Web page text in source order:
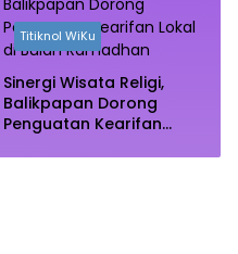
Titiknol WiKu
Sinergi Wisata Religi,
Balikpapan Dorong
Penguatan Kearifan
Ramadhan